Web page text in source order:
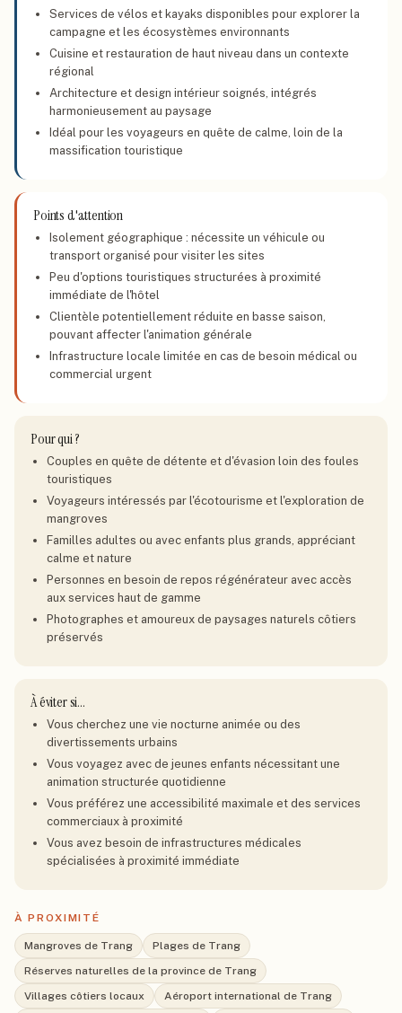
Services de vélos et kayaks disponibles pour explorer la
campagne et les écosystèmes environnants
Cuisine et restauration de haut niveau dans un contexte
régional
Architecture et design intérieur soignés, intégrés
harmonieusement au paysage
Idéal pour les voyageurs en quête de calme, loin de la
massification touristique
Points d'attention
Isolement géographique : nécessite un véhicule ou
transport organisé pour visiter les sites
Peu d'options touristiques structurées à proximité
immédiate de l'hôtel
Clientèle potentiellement réduite en basse saison,
pouvant affecter l'animation générale
Infrastructure locale limitée en cas de besoin médical ou
commercial urgent
Pour qui ?
Couples en quête de détente et d'évasion loin des foules
touristiques
Voyageurs intéressés par l'écotourisme et l'exploration de
mangroves
Familles adultes ou avec enfants plus grands, appréciant
calme et nature
Personnes en besoin de repos régénérateur avec accès
aux services haut de gamme
Photographes et amoureux de paysages naturels côtiers
préservés
À éviter si…
Vous cherchez une vie nocturne animée ou des
divertissements urbains
Vous voyagez avec de jeunes enfants nécessitant une
animation structurée quotidienne
Vous préférez une accessibilité maximale et des services
commerciaux à proximité
Vous avez besoin de infrastructures médicales
spécialisées à proximité immédiate
À PROXIMITÉ
Mangroves de Trang
Plages de Trang
Réserves naturelles de la province de Trang
Villages côtiers locaux
Aéroport international de Trang